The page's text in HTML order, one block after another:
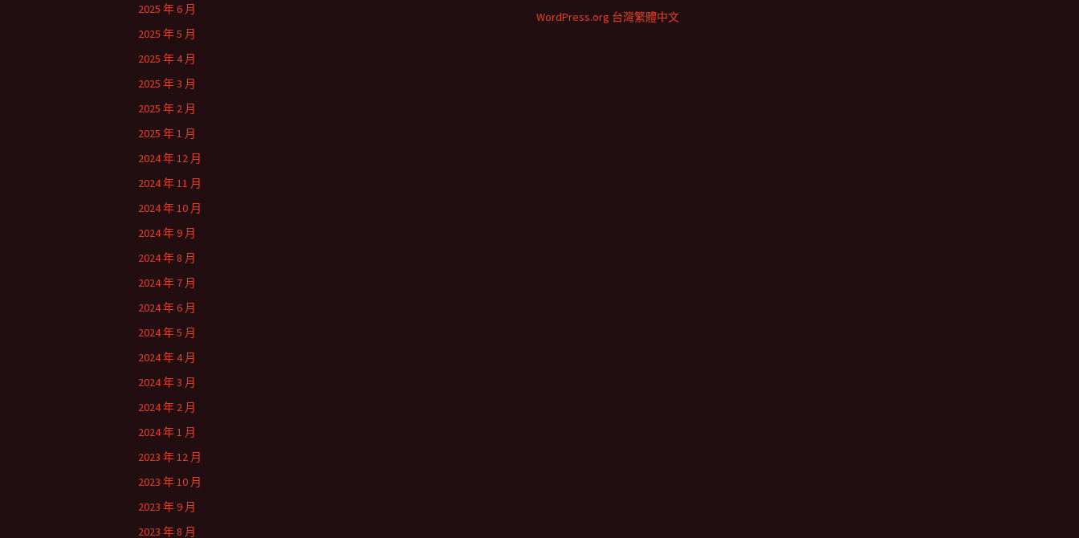
2025 年 6 月
2025 年 5 月
2025 年 4 月
2025 年 3 月
2025 年 2 月
2025 年 1 月
2024 年 12 月
2024 年 11 月
2024 年 10 月
2024 年 9 月
2024 年 8 月
2024 年 7 月
2024 年 6 月
2024 年 5 月
2024 年 4 月
2024 年 3 月
2024 年 2 月
2024 年 1 月
2023 年 12 月
2023 年 10 月
2023 年 9 月
2023 年 8 月
WordPress.org 台灣繁體中文